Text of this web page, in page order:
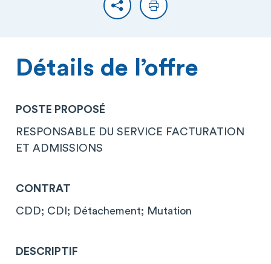
PartagerImprimer
Détails de l’offre
POSTE PROPOSÉ
RESPONSABLE DU SERVICE FACTURATION
ET ADMISSIONS
CONTRAT
CDD; CDI; Détachement; Mutation
DESCRIPTIF